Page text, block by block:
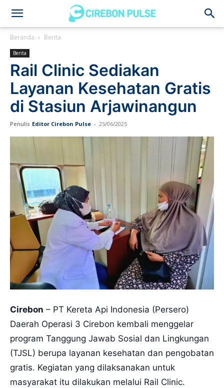
Cirebon
Pulse
Beranda Berita
Berita
Rail Clinic Sediakan
Layanan Kesehatan Gratis
di Stasiun Arjawinangun
Penulis Editor Cirebon Pulse - 25/06/2025
Cirebon – PT Kereta Api Indonesia (Persero)
Daerah Operasi 3 Cirebon kembali menggelar
program Tanggung Jawab Sosial dan Lingkungan
(TJSL) berupa layanan kesehatan dan pengobatan
gratis. Kegiatan yang dilaksanakan untuk
masyarakat itu dilakukan melalui Rail Clinic.